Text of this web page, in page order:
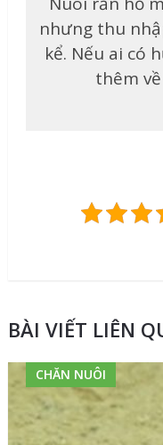
nhưng thu
kể. Nếu ai có
thêm
BÀI VIẾT LIÊN
CHĂN NUÔI